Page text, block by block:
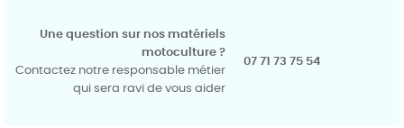
Une question sur nos matériels
motoculture ?
Contactez notre responsable métier
qui sera ravi de vous aider
07 71 73 75 54